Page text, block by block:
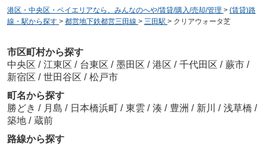
港区・中央区・ベイエリアなら、みんなのへや/賃貸/購入/売却/管理 > (賃貸)路
線・駅から探す > 都営地下鉄都営三田線 > 三田駅 > クリアウォータ芝
市区町村から探す
中央区 / 江東区 / 台東区 / 墨田区 / 港区 / 千代田区 / 蕨市 /
新宿区 / 世田谷区 / 松戸市
町名から探す
勝どき / 月島 / 日本橋浜町 / 東雲 / 湊 / 豊洲 / 新川 / 浅草橋 /
築地 / 蔵前
路線から探す